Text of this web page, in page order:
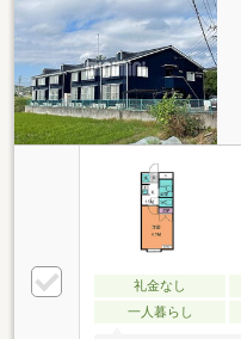
礼金なし
一人暮らし